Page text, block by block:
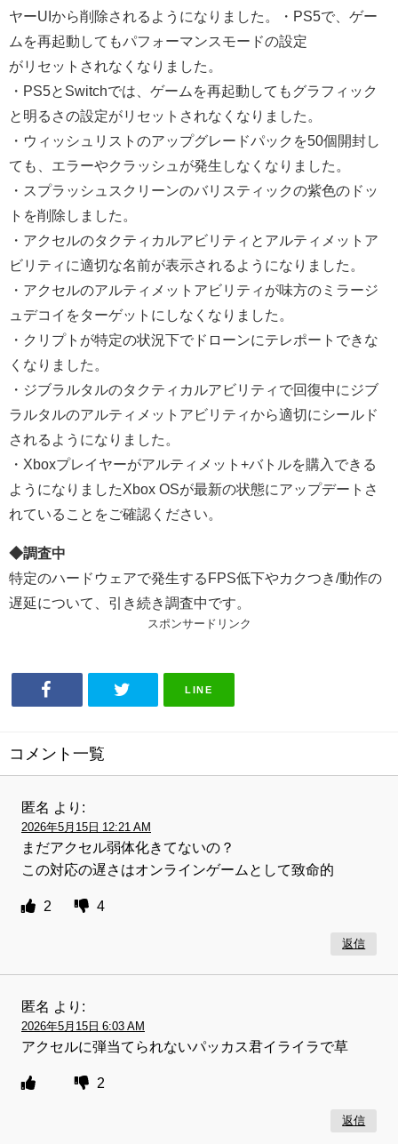
ヤーUIから削除されるようになりました。・PS5で、ゲー
ムを再起動してもパフォーマンスモードの設定
がリセットされなくなりました。
・PS5とSwitchでは、ゲームを再起動してもグラフィック
と明るさの設定がリセットされなくなりました。
・ウィッシュリストのアップグレードパックを50個開封し
ても、エラーやクラッシュが発生しなくなりました。
・スプラッシュスクリーンのバリスティックの紫色のドッ
トを削除しました。
・アクセルのタクティカルアビリティとアルティメットア
ビリティに適切な名前が表示されるようになりました。
・アクセルのアルティメットアビリティが味方のミラージ
ュデコイをターゲットにしなくなりました。
・クリプトが特定の状況下でドローンにテレポートできな
くなりました。
・ジブラルタルのタクティカルアビリティで回復中にジブ
ラルタルのアルティメットアビリティから適切にシールド
されるようになりました。
・Xboxプレイヤーがアルティメット+バトルを購入できる
ようになりましたXbox OSが最新の状態にアップデートさ
れていることをご確認ください。
◆調査中
特定のハードウェアで発生するFPS低下やカクつき/動作の
遅延について、引き続き調査中です。
スポンサードリンク
LINE
コメント一覧
匿名 より:
2026年5月15日 12:21 AM
まだアクセル弱体化きてないの？
この対応の遅さはオンラインゲームとして致命的
2 4
返信
匿名 より:
2026年5月15日 6:03 AM
アクセルに弾当てられないパッカス君イライラで草
2
返信